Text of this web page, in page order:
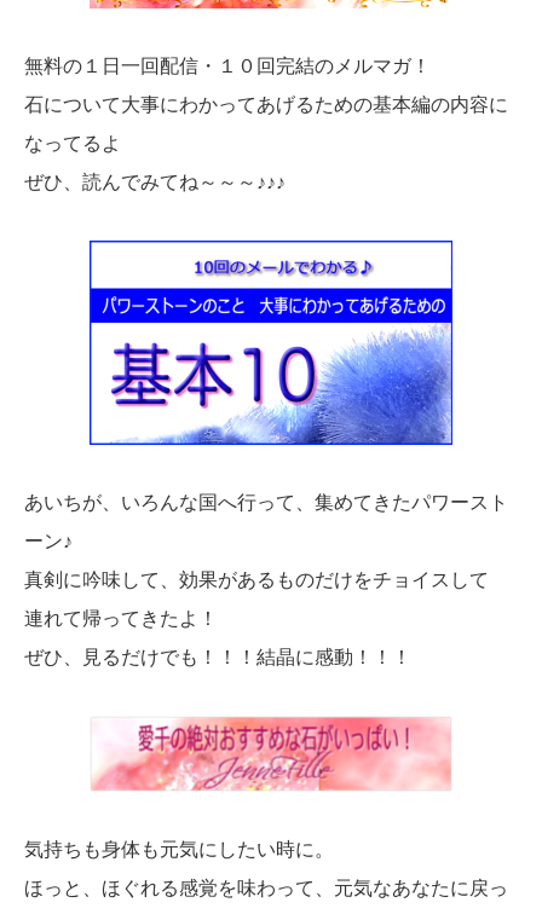
無料の１日一回配信・１０回完結のメルマガ！
石について大事にわかってあげるための基本編の内容に
なってるよ
ぜひ、読んでみてね～～～♪♪♪
あいちが、いろんな国へ行って、集めてきたパワースト
ーン♪
真剣に吟味して、効果があるものだけをチョイスして
連れて帰ってきたよ！
ぜひ、見るだけでも！！！結晶に感動！！！
気持ちも身体も元気にしたい時に。
ほっと、ほぐれる感覚を味わって、元気なあなたに戻っ